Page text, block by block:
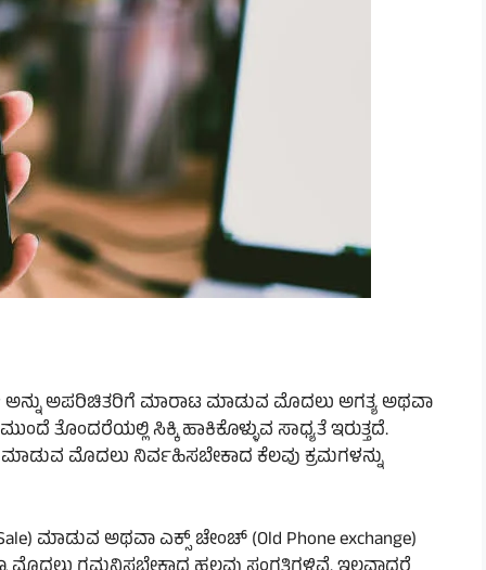
ಅಪರಿಚಿತರಿಗೆ ಮಾರಾಟ ಮಾಡುವ ಮೊದಲು ಅಗತ್ಯ ಅಥವಾ
ತೊಂದರೆಯಲ್ಲಿ ಸಿಕ್ಕಿ ಹಾಕಿಕೊಳ್ಳುವ ಸಾಧ್ಯತೆ ಇರುತ್ತದೆ.
ಮೊದಲು ನಿರ್ವಹಿಸಬೇಕಾದ ಕೆಲವು ಕ್ರಮಗಳನ್ನು
ಮಾಡುವ ಅಥವಾ ಎಕ್ಸ್ ಚೇಂಚ್ (Old Phone exchange)